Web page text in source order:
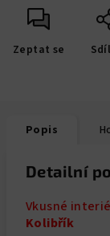
Zeptat se
Popis
Detailní
Vkusné
Kolibřík